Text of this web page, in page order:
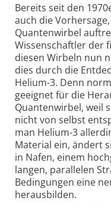
Bereits seit den
auch die
Quanten­wirbel
Wissen­schaftler der
diesen Wirbeln nun
dies durch die
Helium-3. Denn
geeignet für die
Quanten­wirbel, weil
nicht von selbst
man Helium-3
Material ein, ändert
in Nafen, einem
langen, paral­lelen
Bedingungen eine
herausbilden.